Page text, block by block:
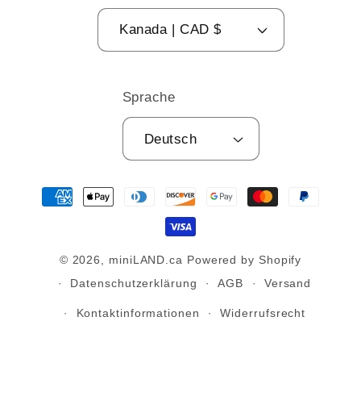
Kanada | CAD $
Sprache
Deutsch
Zahlungsmethoden
© 2026, miniLAND.ca Powered by Shopify
Datenschutzerklärung
AGB Versand
Kontaktinformationen Widerrufsrecht